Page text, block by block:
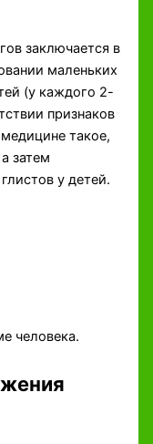
заключается в
маленьких
(у каждого 2-
признаков
такое,
затем
у детей.
человека.